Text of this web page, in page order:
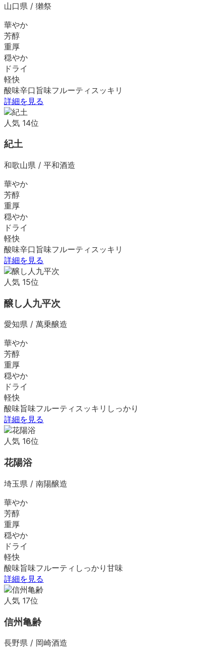
山口県 / 獺祭
華やか
芳醇
重厚
穏やか
ドライ
軽快
酸味辛口 旨味フルーティ スッキリ
詳細を見る
人気 14位
紀土
和歌山県 / 平和酒造
華やか
芳醇
重厚
穏やか
ドライ
軽快
酸味辛口 旨味フルーティ スッキリ
詳細を見る
人気 15位
醸し人九平次
愛知県 / 萬乗醸造
華やか
芳醇
重厚
穏やか
ドライ
軽快
酸味旨味フルーティ スッキリ しっかり
詳細を見る
人気 16位
花陽浴
埼玉県 / 南陽醸造
華やか
芳醇
重厚
穏やか
ドライ
軽快
酸味旨味フルーティ しっかり 甘味
詳細を見る
人気 17位
信州亀齢
長野県 / 岡崎酒造